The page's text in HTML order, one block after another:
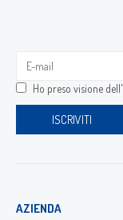
Ho preso visione dell'
AZIENDA